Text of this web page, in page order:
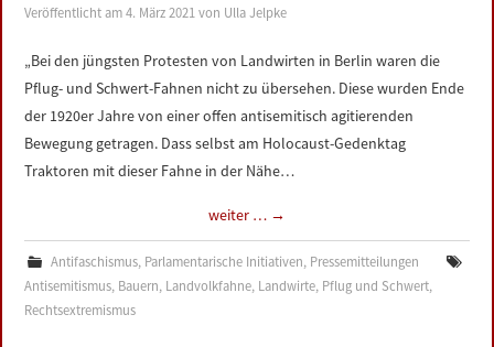
IMPRESSUM
Veröffentlicht am4. März 2021 von Ulla Jelpke
„Bei den jüngsten Protesten von Landwirten in Berlin waren die
Pflug- und Schwert-Fahnen nicht zu übersehen. Diese wurden Ende
der 1920er Jahre von einer offen antisemitisch agitierenden
Bewegung getragen. Dass selbst am Holocaust-Gedenktag
Traktoren mit dieser Fahne in der Nähe…
weiter … →
Antifaschismus, Parlamentarische Initiativen, Pressemitteilungen
Antisemitismus, Bauern, Landvolkfahne, Landwirte, Pflug und Schwert,
Rechtsextremismus